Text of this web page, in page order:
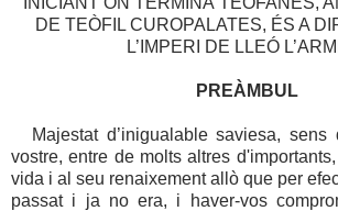
DE TEÒFIL CUROPALATES, ÉS A
L’IMPERI DE LLEÓ
PREÀMBUL
Majestat d’inigualable saviesa,
vostre, entre de molts altres
vida i al seu renaixement allò que per
passat i ja no era, i haver-vos